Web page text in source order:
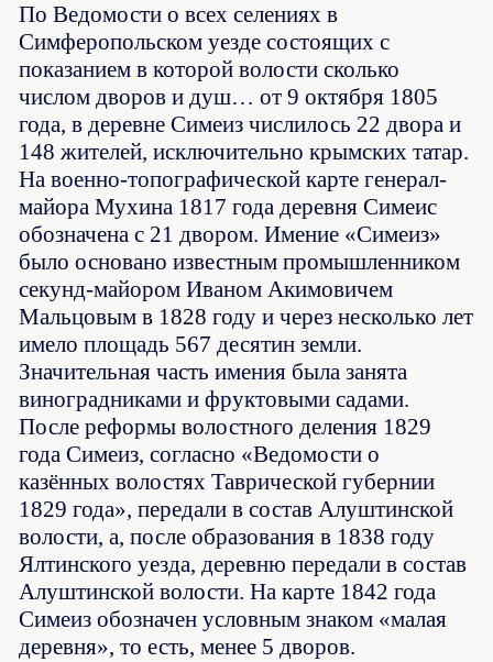
По Ведомости о всех селениях в
Симферопольском уезде состоящих с
показанием в которой волости сколько
числом дворов и душ… от 9 октября 1805
года, в деревне Симеиз числилось 22 двора и
148 жителей, исключительно крымских татар.
На военно-топографической карте генерал-
майора Мухина 1817 года деревня Симеис
обозначена с 21 двором. Имение «Симеиз»
было основано известным промышленником
секунд-майором Иваном Акимовичем
Мальцовым в 1828 году и через несколько лет
имело площадь 567 десятин земли.
Значительная часть имения была занята
виноградниками и фруктовыми садами.
После реформы волостного деления 1829
года Симеиз, согласно «Ведомости о
казённых волостях Таврической губернии
1829 года», передали в состав Алуштинской
волости, а, после образования в 1838 году
Ялтинского уезда, деревню передали в состав
Алуштинской волости. На карте 1842 года
Симеиз обозначен условным знаком «малая
деревня», то есть, менее 5 дворов.